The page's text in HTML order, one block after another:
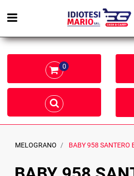
Open menu
0
MELOGRANO BABY 958 SANTERO